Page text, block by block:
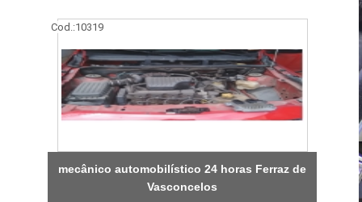
Cod.:10319
mecânico automobilístico 24 horas Ferraz de
Vasconcelos